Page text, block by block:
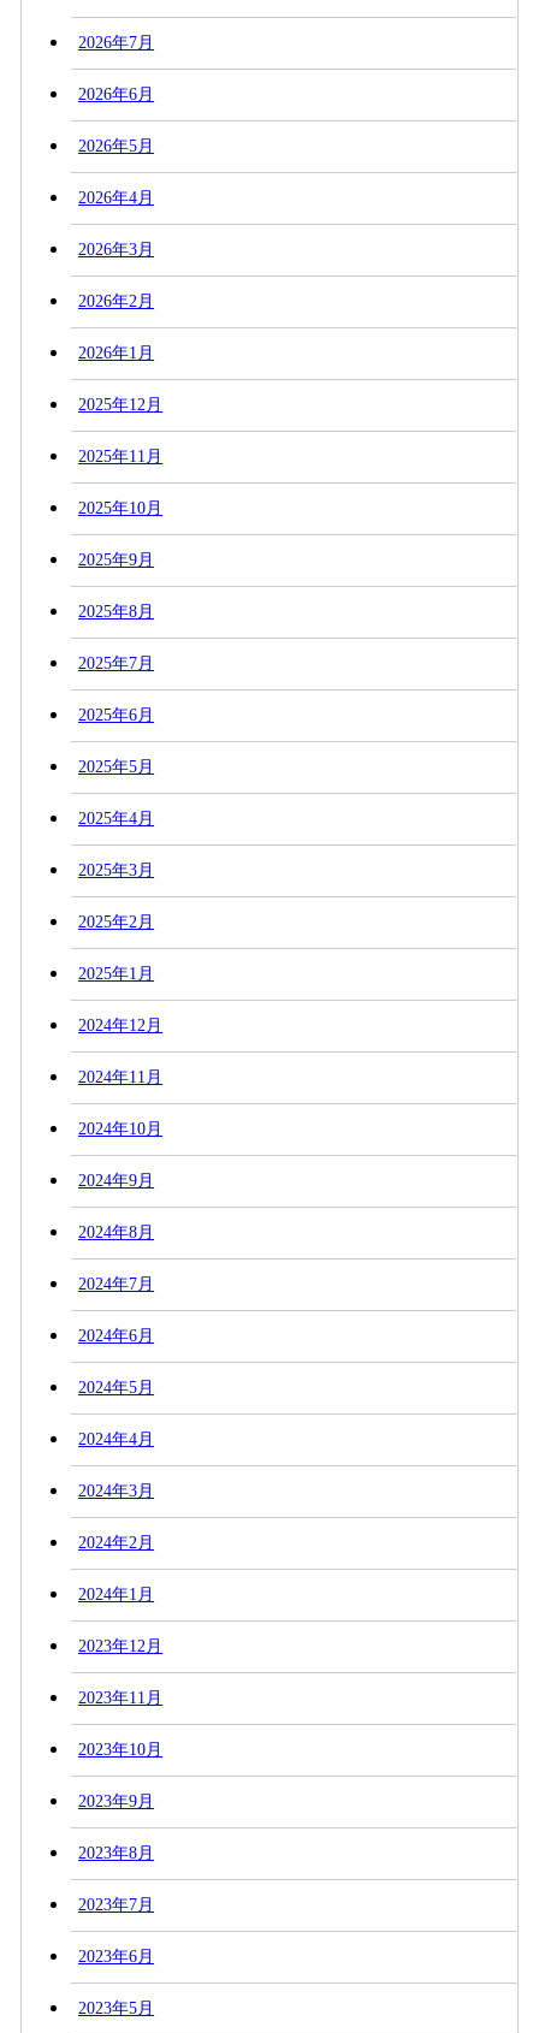
2026年7月
2026年6月
2026年5月
2026年4月
2026年3月
2026年2月
2026年1月
2025年12月
2025年11月
2025年10月
2025年9月
2025年8月
2025年7月
2025年6月
2025年5月
2025年4月
2025年3月
2025年2月
2025年1月
2024年12月
2024年11月
2024年10月
2024年9月
2024年8月
2024年7月
2024年6月
2024年5月
2024年4月
2024年3月
2024年2月
2024年1月
2023年12月
2023年11月
2023年10月
2023年9月
2023年8月
2023年7月
2023年6月
2023年5月